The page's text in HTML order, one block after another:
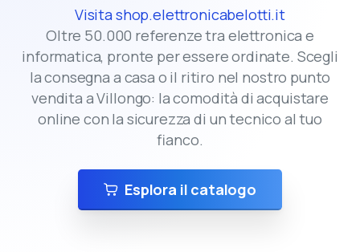
Visita shop.elettronicabelotti.it
Oltre 50.000 referenze tra elettronica e
informatica, pronte per essere ordinate. Scegli
la consegna a casa o il ritiro nel nostro punto
vendita a Villongo: la comodità di acquistare
online con la sicurezza di un tecnico al tuo
fianco.
Esplora il catalogo